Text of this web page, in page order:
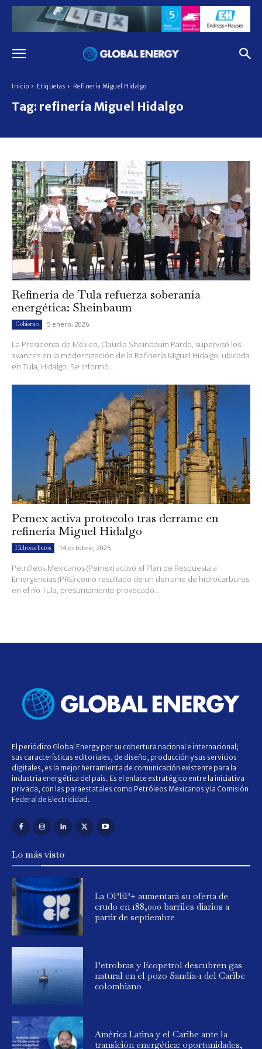
Inicio Etiquetas Refinería Miguel Hidalgo
Tag: refinería Miguel Hidalgo
Refinería de Tula refuerza soberanía
energética: Sheinbaum
Gobierno 5 enero, 2026
La Presidenta de México, Claudia Sheinbaum Pardo, supervisó los
avances en la modernización de la Refinería Miguel Hidalgo, ubicada
en Tula, Hidalgo. Se informó...
Pemex activa protocolo tras derrame en
refinería Miguel Hidalgo
Hidrocarburos 14 octubre, 2025
Petróleos Mexicanos (Pemex) activó el Plan de Respuesta a
Emergencias (PRE) como resultado de un derrame de hidrocarburos
en el río Tula, presuntamente provocado...
El periódico Global Energy por su cobertura nacional e internacional;
sus características editoriales, de diseño, producción y sus servicios
digitales, es la mejor herramienta de comunicación existente para la
industria energética del país. Es el enlace estratégico entre la iniciativa
privada, con las paraestatales como Petróleos Mexicanos y la Comisión
Federal de Electricidad.
Lo más visto
La OPEP+ aumentará su oferta de
crudo en 188,000 barriles diarios a
partir de septiembre
Petrobras y Ecopetrol descubren gas
natural en el pozo Sandía-1 del Caribe
colombiano
América Latina y el Caribe ante la
transición energética: oportunidades,